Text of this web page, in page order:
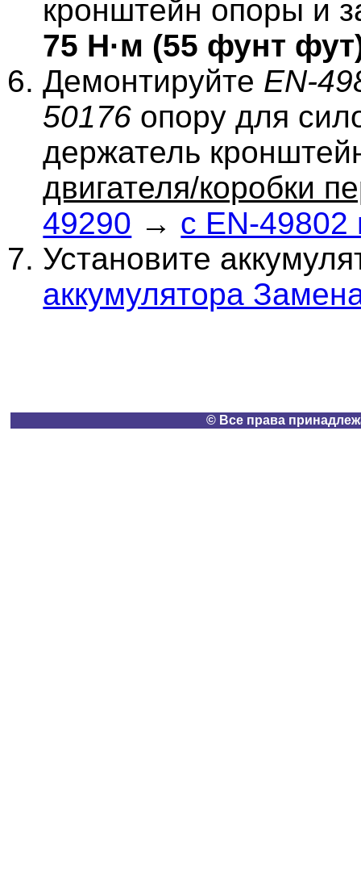
кронштейн опоры и
75 Н·м (55 фунт
Демонтируйте EN-
50176 опору для
держатель
двигателя/коробки
49290 → с EN-49802
Установите
аккумулятора
© Все права